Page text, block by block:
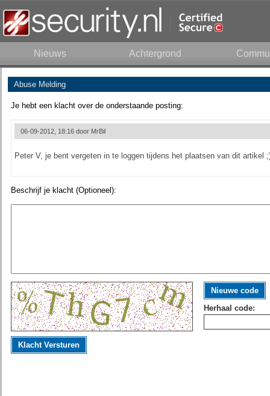
Nieuws Achtergrond
Abuse Melding
Je hebt een klacht over de onderstaande posting:
06-09-2012, 18:16 door MrBil
Peter V, je bent vergeten in te loggen tijdens het plaatsen van dit artikel
Beschrijf je klacht (Optioneel):
Nieuwe code
Herhaal code:
Klacht Versturen